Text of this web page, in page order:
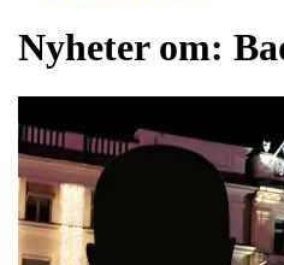
Nyheter om: